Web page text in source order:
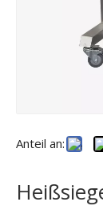
Anteil an: